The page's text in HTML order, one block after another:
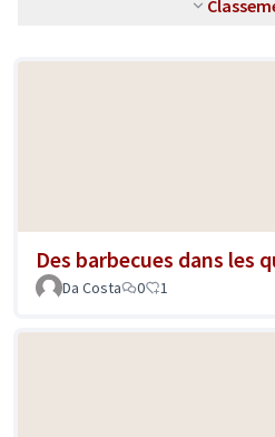
Des barbecues dans les
Da Costa
0 1